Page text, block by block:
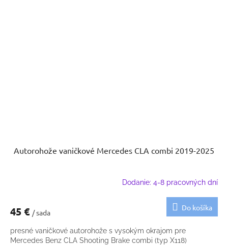
Autorohože vaničkové Mercedes CLA combi 2019-2025
Dodanie: 4-8 pracovných dní
45 € / sada
Do košíka
presné vaničkové autorohože s vysokým okrajom pre
Mercedes Benz CLA Shooting Brake combi (typ X118)